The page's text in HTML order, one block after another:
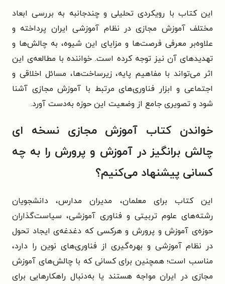
این کتاب با رویکردی تحلیلی و چندجانبه به بررسی ابعاد
مختلف آموزش مجازی در نظام آموزشی ایران پرداخته و
علاوه‌بر معرفی فرصت‌ها و مزایای این شیوه، به چالش‌ها و
تهدیدهای آن نیز توجه کرده است. خواننده با مطالعه‌ی این
اثر می‌تواند با مفاهیم پایه، زیرساخت‌ها، مسائل اخلاقی و
اجتماعی و ابزار فناوری‌های مرتبط با آموزش مجازی آشنا
شود و تصویری جامع از وضعیت این حوزه به‌دست آورد.
خواندن کتاب آموزش مجازی نسخه ای
چالش برانگیز در آموزش و پرورش را به چه
کسانی پیشنهاد می‌کنیم؟
این کتاب برای معلمان، مدیران مدارس، دانشجویان
رشته‌های علوم تربیتی و فناوری آموزشی، سیاست‌گذاران
حوزه‌ی آموزش و پرورش و هرکسی که دغدغه‌ی ایجاد تحول
در نظام آموزشی و بهره‌گیری از فناوری‌های نوین را دارد،
مناسب است؛ همچنین برای کسانی که با چالش‌های آموزش
مجازی در ایران مواجه‌ هستند یا به‌دنبال راهکارهایی برای